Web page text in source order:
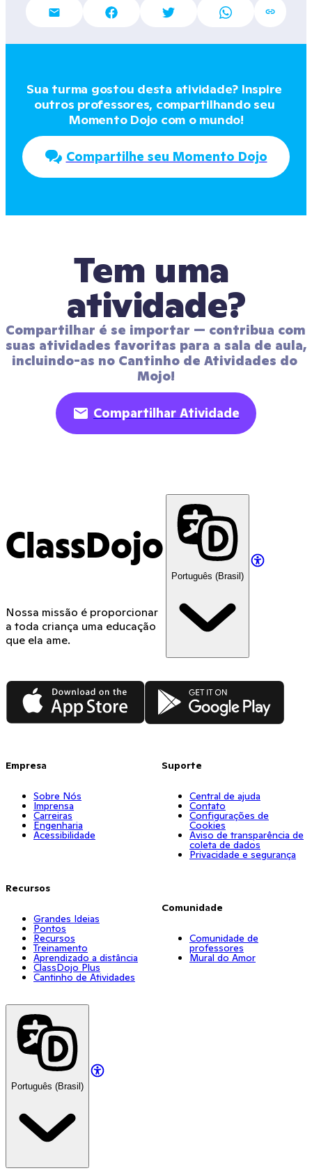
Sua turma gostou desta atividade? Inspire
outros professores, compartilhando seu
Momento Dojo com o mundo!
Compartilhe seu Momento Dojo
Tem uma
atividade?
Compartilhar é se importar — contribua com
suas atividades favoritas para a sala de aula,
incluindo-as no Cantinho de Atividades do
Mojo!
Compartilhar Atividade
ClassDojo
Nossa missão é proporcionar
a toda criança uma educação
que ela ame.
Português (Brasil)
App Store Google Play
Empresa
Sobre Nós
Imprensa
Carreiras
Engenharia
Acessibilidade
Recursos
Grandes Ideias
Pontos
Recursos
Treinamento
Aprendizado a distância
ClassDojo Plus
Cantinho de Atividades
Suporte
Central de ajuda
Contato
Configurações de
Cookies
Aviso de transparência de
coleta de dados
Privacidade e segurança
Comunidade
Comunidade de
professores
Mural do Amor
Português (Brasil)